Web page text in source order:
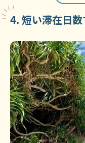
4. 短い滞在日